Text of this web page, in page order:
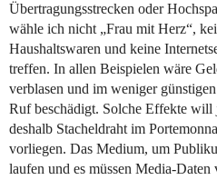
Übertragungsstrecken oder
wähle ich nicht „Frau mit Herz“,
Haushaltswaren und keine
treffen. In allen Beispielen wäre
verblasen und im weniger
Ruf beschädigt. Solche Effekte will
deshalb Stacheldraht im
vorliegen. Das Medium, um
laufen und es müssen Media-